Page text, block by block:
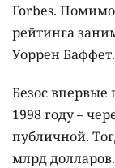
Forbes. Помимо
рейтинга
Уоррен Баффет.
Безос впервые
1998 году –
публичной.
млрд